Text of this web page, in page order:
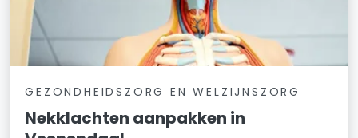
GEZONDHEIDSZORG EN WELZIJNSZORG
Nekklachten aanpakken in